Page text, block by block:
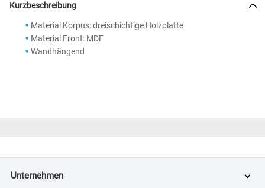
Kurzbeschreibung
Material Korpus: dreischichtige Holzplatte
Material Front: MDF
Wandhängend
Unternehmen